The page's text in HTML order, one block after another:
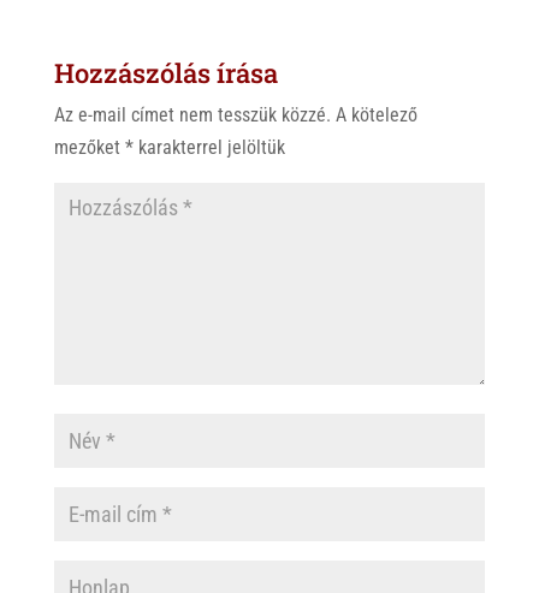
Hozzászólás írása
Az e-mail címet nem tesszük közzé. A kötelező
mezőket *karakterrel jelöltük